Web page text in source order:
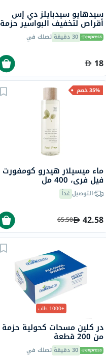
سيدهايو سيدبايلز دي إس
أقراص لتخفيف البواسير حزمة
من 30 30 دقيقة تصلك في
18
35% خصم
ماء ميسيلار هيدرو كومفورت
فيل فري، 400 مل
التوصيلغداً
42.58
65.50
+1000 طلب
در كلين مسحات كحولية حزمة
من 200 قطعة
30 دقيقة تصلك في